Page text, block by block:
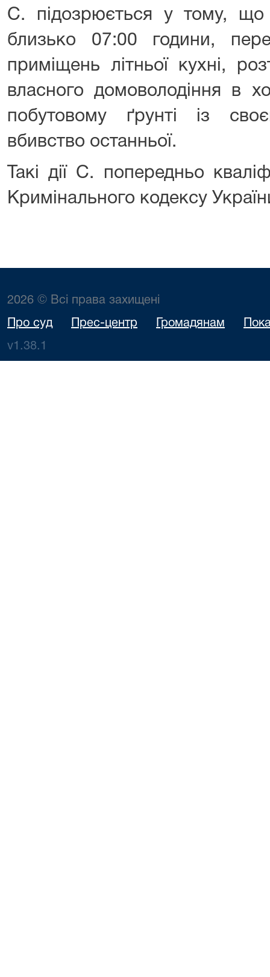
С. підозрюється у тому,
близько 07:00 години,
приміщень літньої кухні,
власного домоволодіння в
побутовому ґрунті із
вбивство останньої.
Такі дії С. попередньо
Кримінального кодексу
2026 © Всі права захищені
Про суд Прес-центр Громадянам
v1.38.1